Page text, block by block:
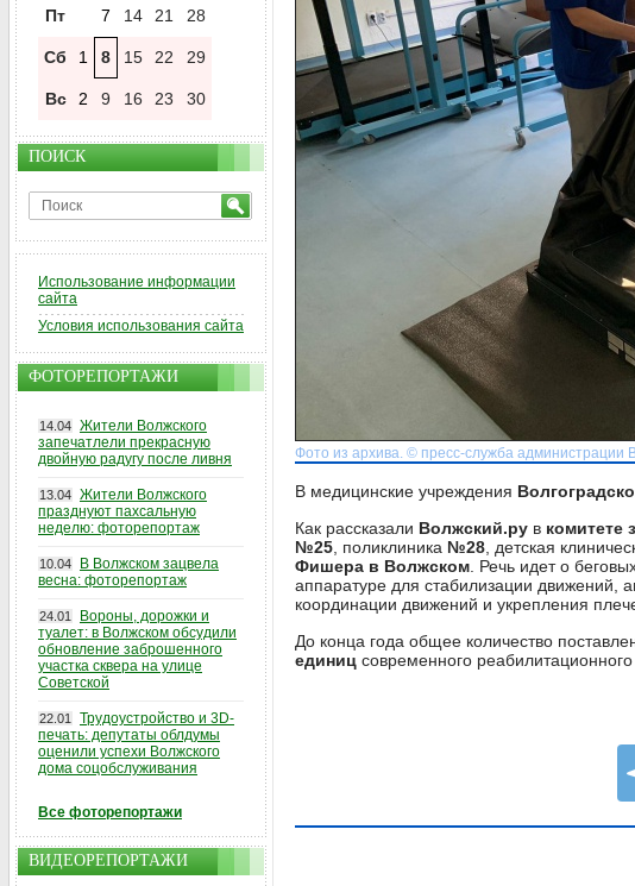
Фото из архива. © пресс-служба администрации
В медицинские учреждения
Как рассказали Волжский.ру в комитете
№25 , поликлиника №28 , детская
Фишера в Волжском . Речь идет о
аппаратуре для стабилизации движений,
координации движений и укрепления
До конца года общее количество
единиц современного
Пт 7 14 21 28
Сб 1 8 15 22 29
Вс 2 9 16 23 30
ПОИСК
Использование информации
сайта
Условия использования сайта
ФОТОРЕПОРТАЖИ
14.04 Жители Волжского
запечатлели прекрасную
двойную радугу после ливня
13.04 Жители Волжского
празднуют пахсальную
неделю: фоторепортаж
10.04
В Волжском зацвела
весна: фоторепортаж
24.01
Вороны, дорожки и
туалет: в Волжском обсудили
обновление заброшенного
участка сквера на улице
Советской
22.01
Трудоустройство и 3D-
печать: депутаты облдумы
оценили успехи Волжского
дома соцобслуживания
Все фоторепортажи
ВИДЕОРЕПОРТАЖИ